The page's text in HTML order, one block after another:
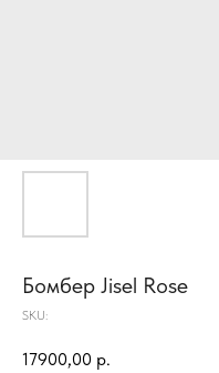
Бомбер Jisel Rose
SKU:
17900,00 р.